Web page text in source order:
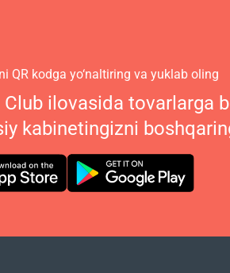
QR kodga yo‘naltiring va yuklab oling
Club ilovasida tovarlarga
kabinetingizni